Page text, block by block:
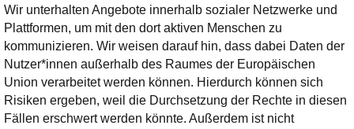
Wir unterhalten Angebote innerhalb sozialer Netzwerke und
Plattformen, um mit den dort aktiven Menschen zu
kommunizieren. Wir weisen darauf hin, dass dabei Daten der
Nutzer*innen außerhalb des Raumes der Europäischen
Union verarbeitet werden können. Hierdurch können sich
Risiken ergeben, weil die Durchsetzung der Rechte in diesen
Fällen erschwert werden könnte. Außerdem ist nicht